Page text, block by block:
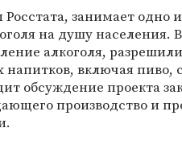
занимает одно
на душу населения.
алкоголя,
включая пиво,
обсуждение проекта
производство и